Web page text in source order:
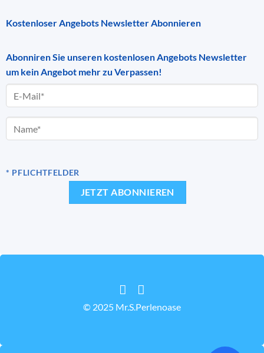
Kostenloser Angebots Newsletter Abonnieren
Abonniren Sie unseren kostenlosen Angebots Newsletter
um kein Angebot mehr zu Verpassen!
* PFLICHTFELDER
© 2025 Mr.S.Perlenoase